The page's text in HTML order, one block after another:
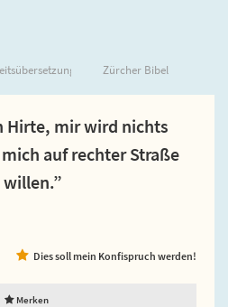
Zürcher Bibel
Hirte, mir wird nichts
auf rechter Straße
willen.”
Dies soll mein Konfispruch werden!
Merken